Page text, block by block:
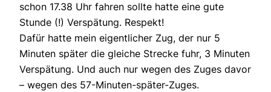
schon 17.38 Uhr fahren sollte hatte eine gute
Stunde (!) Verspätung. Respekt!
Dafür hatte mein eigentlicher Zug, der nur 5
Minuten später die gleiche Strecke fuhr, 3 Minuten
Verspätung. Und auch nur wegen des Zuges davor
– wegen des 57-Minuten-später-Zuges.